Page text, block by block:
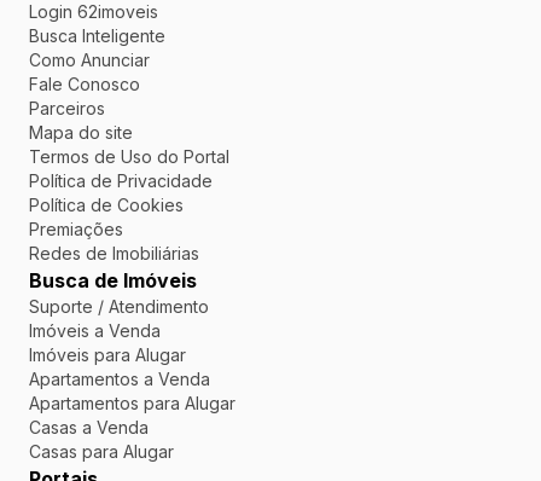
Login 62imoveis
Busca Inteligente
Como Anunciar
Fale Conosco
Parceiros
Mapa do site
Termos de Uso do Portal
Política de Privacidade
Política de Cookies
Premiações
Redes de Imobiliárias
Busca de Imóveis
Suporte / Atendimento
Imóveis a Venda
Imóveis para Alugar
Apartamentos a Venda
Apartamentos para Alugar
Casas a Venda
Casas para Alugar